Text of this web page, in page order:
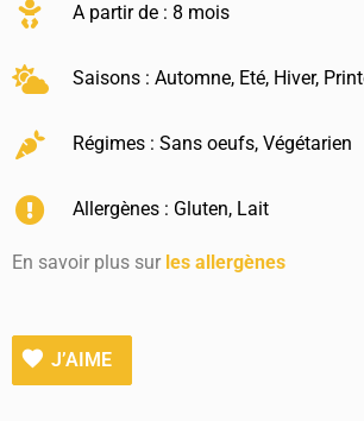
A partir de : 8 mois
Saisons :Automne, Eté, Hiver,
Régimes :Sans oeufs,Végétarien
Allergènes : Gluten, Lait
En savoir plus sur les allergènes
J’AIME